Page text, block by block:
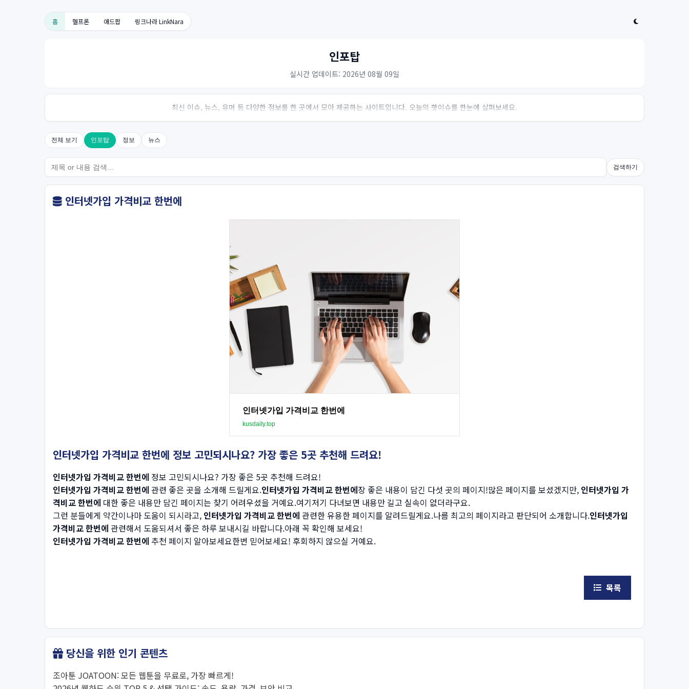
홈 헬프론 애드팝 링크나라 LinkNara
인포탑
실시간 업데이트: 2026년 08월 09일
최신 이슈, 뉴스, 유머 등 다양한 정보를 한 곳에서 모아 제공하는 사이트입니다. 오늘의 핫이슈를 한눈에 살펴보세요.
전체 보기 인포탑 정보 뉴스
검색하기
인터넷가입 가격비교 한번에
인터넷가입 가격비교 한번에
kusdaily.top
인터넷가입 가격비교 한번에 정보 고민되시나요? 가장 좋은 5곳 추천해 드려요!
인터넷가입 가격비교 한번에 정보 고민되시나요? 가장 좋은 5곳 추천해 드려요!
인터넷가입 가격비교 한번에 관련 좋은 곳을 소개해 드릴게요.인터넷가입 가격비교 한번에장 좋은 내용이 담긴 다섯 곳의 페이지!많은 페이지를 보셨겠지만, 인터넷가입 가
격비교 한번에 대한 좋은 내용만 담긴 페이지는 찾기 어려우셨을 거예요.여기저기 다녀보면 내용만 길고 실속이 없더라구요.
그런 분들에게 약간이나마 도움이 되시라고, 인터넷가입 가격비교 한번에 관련한 유용한 페이지를 알려드릴게요.나름 최고의 페이지라고 판단되어 소개합니다.인터넷가입
가격비교 한번에 관련해서 도움되셔서 좋은 하루 보내시길 바랍니다.아래 꼭 확인해 보세요!
인터넷가입 가격비교 한번에 추천 페이지 알아보세요한번 믿어보세요! 후회하지 않으실 거예요.
목록
당신을 위한 인기 콘텐츠
조아툰 JOATOON: 모든 웹툰을 무료로, 가장 빠르게!